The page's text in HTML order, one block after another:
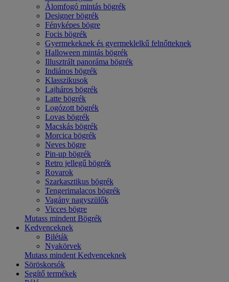
Álomfogó mintás bögrék
Designer bögrék
Fényképes bögre
Focis bögrék
Gyermekeknek és gyermeklelkű felnőtteknek
Halloween mintás bögrék
Illusztrált panoráma bögrék
Indiános bögrék
Klasszikusok
Lajháros bögrék
Latte bögrék
Logózott bögrék
Lovas bögrék
Macskás bögrék
Morcica bögrék
Neves bögre
Pin-up bögrék
Retro jellegű bögrék
Rovarok
Szarkasztikus bögrék
Tengerimalacos bögrék
Vagány nagyszülők
Vicces bögre
Mutass mindent Bögrék
Kedvenceknek
Biléták
Nyakörvek
Mutass mindent Kedvenceknek
Söröskorsók
Segítő termékek